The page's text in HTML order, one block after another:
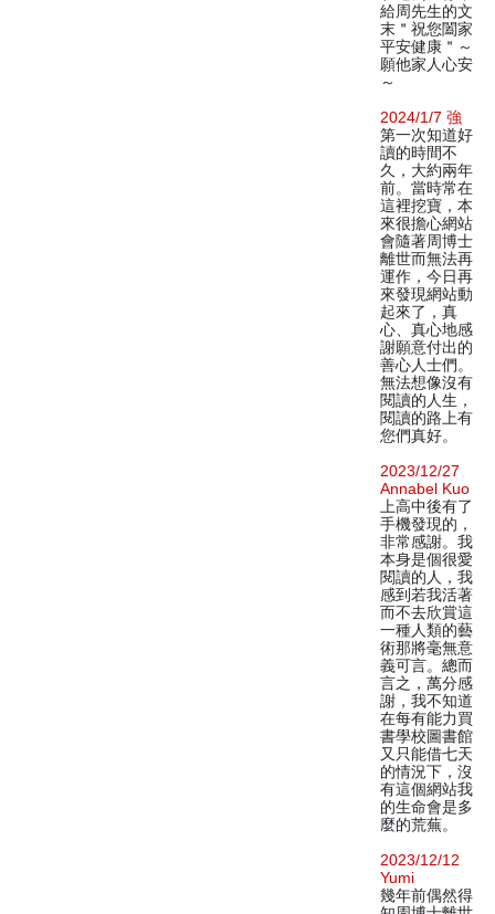
給周先生的文
末＂祝您闔家
平安健康＂～
願他家人心安
～
2024/1/7 強
第一次知道好
讀的時間不
久，大約兩年
前。當時常在
這裡挖寶，本
來很擔心網站
會隨著周博士
離世而無法再
運作，今日再
來發現網站動
起來了，真
心、真心地感
謝願意付出的
善心人士們。
無法想像沒有
閱讀的人生，
閱讀的路上有
您們真好。
2023/12/27
Annabel Kuo
上高中後有了
手機發現的，
非常感謝。我
本身是個很愛
閱讀的人，我
感到若我活著
而不去欣賞這
一種人類的藝
術那將毫無意
義可言。總而
言之，萬分感
謝，我不知道
在每有能力買
書學校圖書館
又只能借七天
的情況下，沒
有這個網站我
的生命會是多
麼的荒蕪。
2023/12/12
Yumi
幾年前偶然得